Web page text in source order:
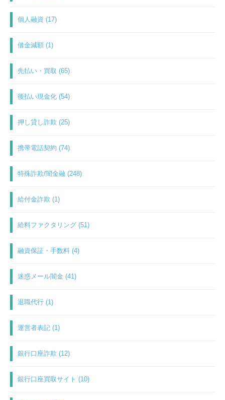
個人融資 (17)
借金減額 (1)
先払い・買取 (65)
後払い現金化 (54)
押し貸し詐欺 (25)
携帯電話契約 (74)
特殊詐欺/闇金融 (248)
給付金詐欺 (1)
給料ファクタリング (51)
融資保証・手数料 (4)
迷惑メール闇金 (41)
退職代行 (1)
運営者表記 (1)
銀行口座詐欺 (12)
銀行口座買取サイト (10)